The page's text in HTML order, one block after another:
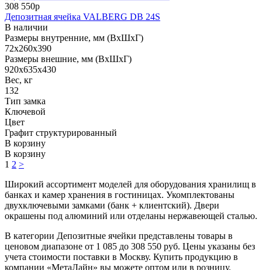
308 550р
Депозитная ячейка VALBERG DB 24S
В наличии
Размеры внутренние, мм (ВхШхГ)
72x260x390
Размеры внешние, мм (ВхШхГ)
920x635x430
Вес, кг
132
Тип замка
Ключевой
Цвет
Графит структурированный
В корзину
В корзину
1 2 >
Широкий ассортимент моделей для оборудования хранилищ в
банках и камер хранения в гостиницах. Укомплектованы
двухключевыми замками (банк + клиентский). Двери
окрашены под алюминий или отделаны нержавеющей сталью.
В категории Депозитные ячейки представлены товары в
ценовом диапазоне от 1 085 до 308 550 руб. Цены указаны без
учета стоимости поставки в Москву. Купить продукцию в
компании «МетаЛайн» вы можете оптом или в розницу.